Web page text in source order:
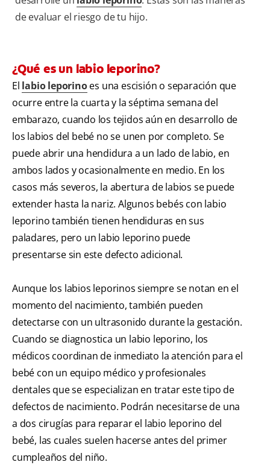
de evaluar el riesgo de tu hijo.
¿Qué es un labio leporino?
El labio leporinoes una escisión o separación que
ocurre entre la cuarta y la séptima semana del
embarazo, cuando los tejidos aún en desarrollo de
los labios del bebé no se unen por completo. Se
puede abrir una hendidura a un lado de labio, en
ambos lados y ocasionalmente en medio. En los
casos más severos, la abertura de labios se puede
extender hasta la nariz. Algunos bebés con labio
leporino también tienen hendiduras en sus
paladares, pero un labio leporino puede
presentarse sin este defecto adicional.
Aunque los labios leporinos siempre se notan en el
momento del nacimiento, también pueden
detectarse con un ultrasonido durante la gestación.
Cuando se diagnostica un labio leporino, los
médicos coordinan de inmediato la atención para el
bebé con un equipo médico y profesionales
dentales que se especializan en tratar este tipo de
defectos de nacimiento. Podrán necesitarse de una
a dos cirugías para reparar el labio leporino del
bebé, las cuales suelen hacerse antes del primer
cumpleaños del niño.